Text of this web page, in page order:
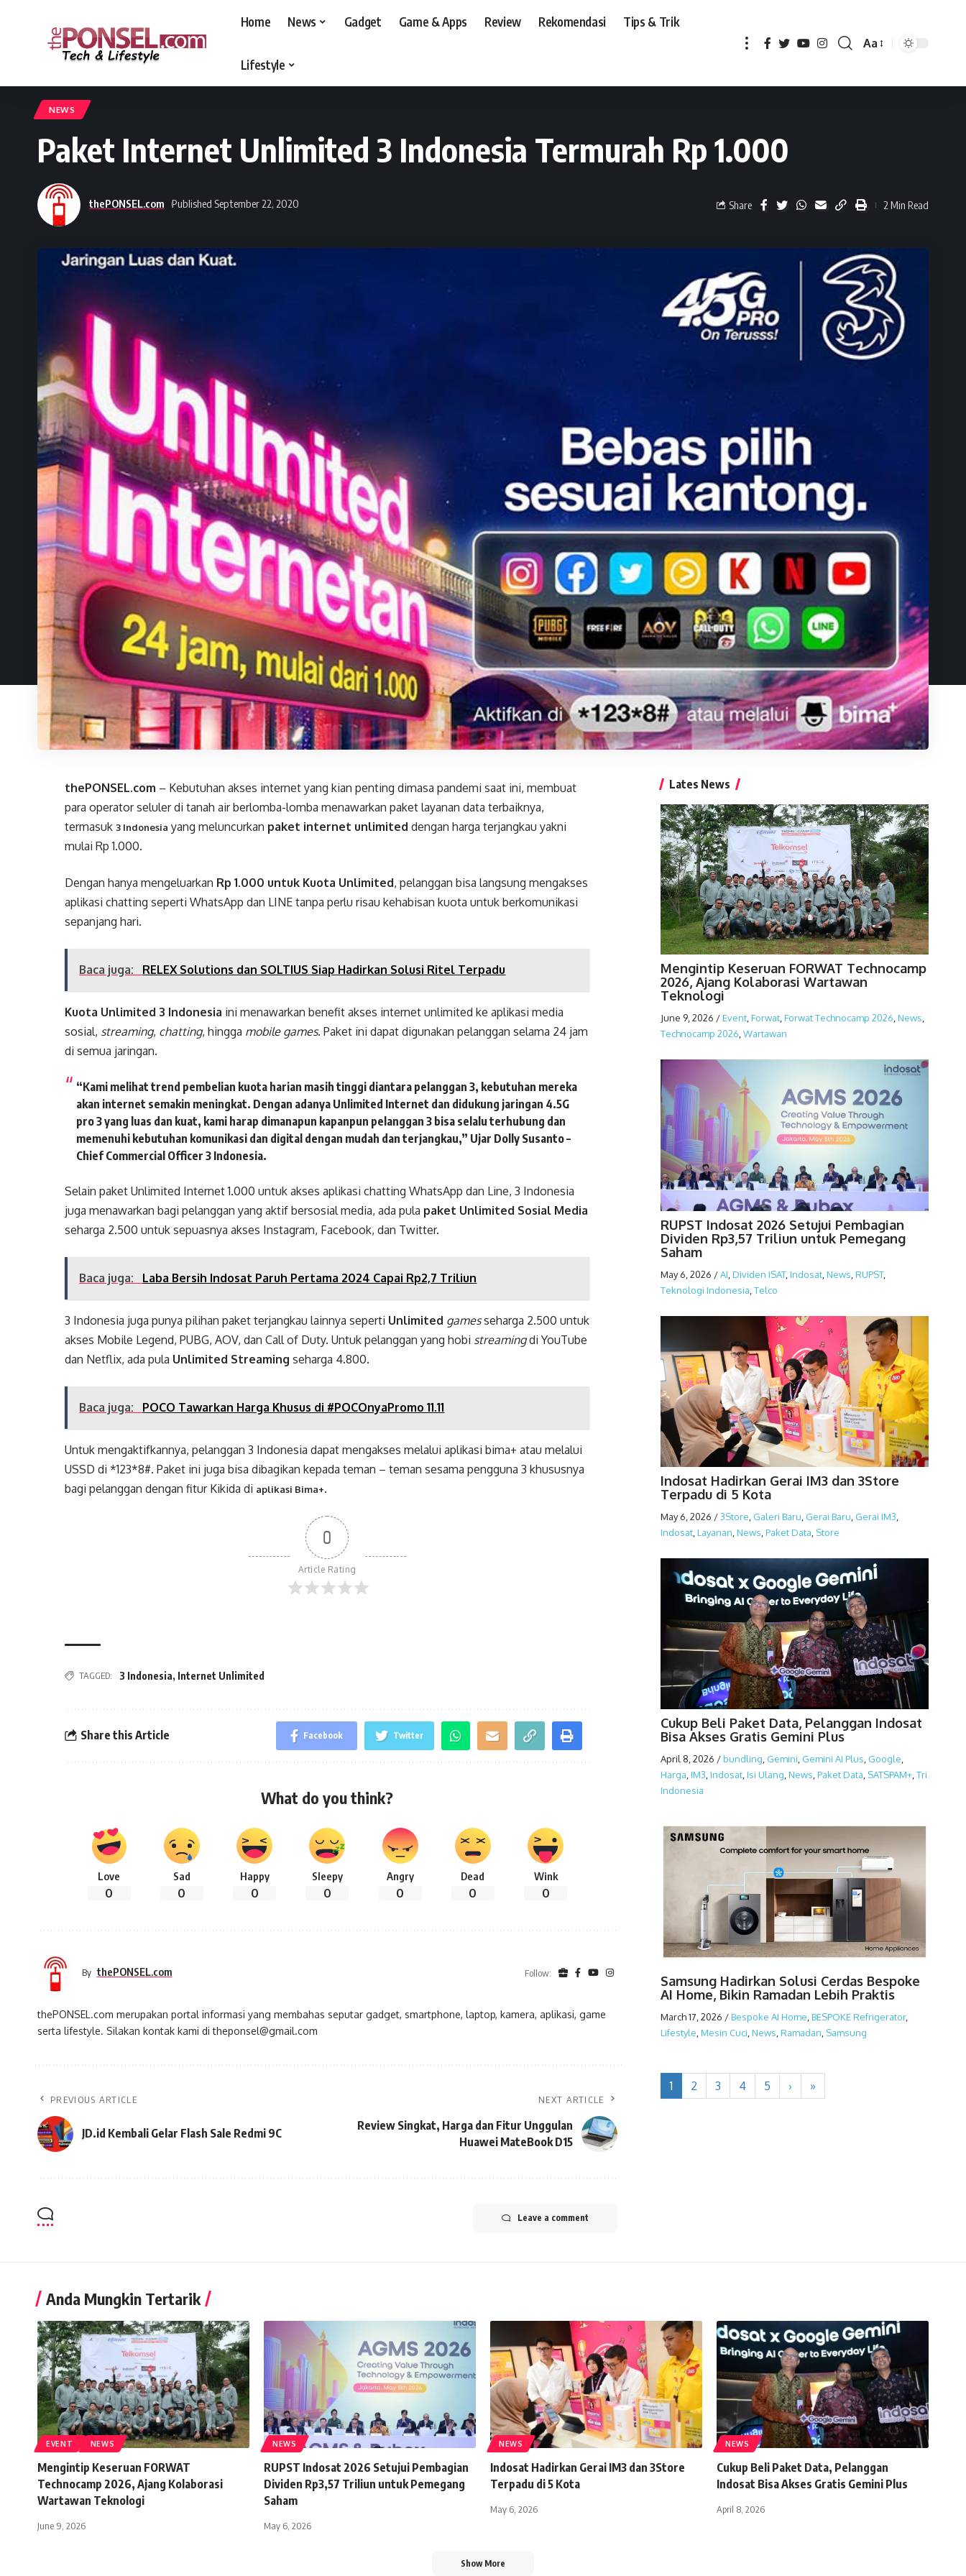
Home News Gadget Game & Apps Review Rekomendasi Tips & Trik
Lifestyle
Aa
NEWS
Paket Internet Unlimited 3 Indonesia Termurah Rp 1.000
thePONSEL.com Published September 22, 2020 Share 2 Min Read
thePONSEL.com – Kebutuhan akses internet yang kian penting dimasa pandemi saat ini, membuat
para operator seluler di tanah air berlomba-lomba menawarkan paket layanan data terbaiknya,
termasuk3 Indonesia yang meluncurkan paket internet unlimited dengan harga terjangkau yakni
mulai Rp 1.000.
Dengan hanya mengeluarkan Rp 1.000 untuk Kuota Unlimited, pelanggan bisa langsung mengakses
aplikasi chatting seperti WhatsApp dan LINE tanpa perlu risau kehabisan kuota untuk berkomunikasi
sepanjang hari.
Baca juga: RELEX Solutions dan SOLTIUS Siap Hadirkan Solusi Ritel Terpadu
Kuota Unlimited 3 Indonesia ini menawarkan benefit akses internet unlimited ke aplikasi media
sosial, streaming, chatting, hingga mobile games. Paket ini dapat digunakan pelanggan selama 24 jam
di semua jaringan.
“Kami melihat trend pembelian kuota harian masih tinggi diantara pelanggan 3, kebutuhan mereka
akan internet semakin meningkat. Dengan adanya Unlimited Internet dan didukung jaringan 4.5G
pro 3 yang luas dan kuat, kami harap dimanapun kapanpun pelanggan 3 bisa selalu terhubung dan
memenuhi kebutuhan komunikasi dan digital dengan mudah dan terjangkau,” Ujar Dolly Susanto –
Chief Commercial Officer 3 Indonesia.
Selain paket Unlimited Internet 1.000 untuk akses aplikasi chatting WhatsApp dan Line, 3 Indonesia
juga menawarkan bagi pelanggan yang aktif bersosial media, ada pula paket Unlimited Sosial Media
seharga 2.500 untuk sepuasnya akses Instagram, Facebook, dan Twitter.
Baca juga: Laba Bersih Indosat Paruh Pertama 2024 Capai Rp2,7 Triliun
3 Indonesia juga punya pilihan paket terjangkau lainnya seperti Unlimited gamesseharga 2.500 untuk
akses Mobile Legend, PUBG, AOV, dan Call of Duty. Untuk pelanggan yang hobi streamingdi YouTube
dan Netflix, ada pula Unlimited Streaming seharga 4.800.
Baca juga: POCO Tawarkan Harga Khusus di #POCOnyaPromo 11.11
Untuk mengaktifkannya, pelanggan 3 Indonesia dapat mengakses melalui aplikasi bima+ atau melalui
USSD di *123*8#. Paket ini juga bisa dibagikan kepada teman – teman sesama pengguna 3 khususnya
bagi pelanggan dengan fitur Kikida di aplikasi Bima+.
0
Article Rating
TAGGED: 3 Indonesia, Internet Unlimited
Share this Article Facebook Twitter
What do you think?
Love
0
Sad
0
Happy
0
Sleepy
0
Angry
0
Dead
0
Wink
0
By thePONSEL.com Follow:
thePONSEL.com merupakan portal informasi yang membahas seputar gadget, smartphone, laptop, kamera, aplikasi, game
serta lifestyle. Silakan kontak kami di theponsel@gmail.com
PREVIOUS ARTICLE
JD.id Kembali Gelar Flash Sale Redmi 9C
NEXT ARTICLE
Review Singkat, Harga dan Fitur Unggulan
Huawei MateBook D15
Leave a comment
Lates News
Mengintip Keseruan FORWAT Technocamp
2026, Ajang Kolaborasi Wartawan
Teknologi
June 9, 2026 /Event,Forwat,Forwat Technocamp 2026,News,
Technocamp 2026,Wartawan
RUPST Indosat 2026 Setujui Pembagian
Dividen Rp3,57 Triliun untuk Pemegang
Saham
May 6, 2026 /AI Dividen ISAT, Indosat, News RUPST,
Teknologi Indonesia Telco
Indosat Hadirkan Gerai IM3 dan 3Store
Terpadu di 5 Kota
May 6, 2026 /3Store Galeri Baru Gerai Baru Gerai IM3
Indosat, Layanan News Paket Data Store
Cukup Beli Paket Data, Pelanggan Indosat
Bisa Akses Gratis Gemini Plus
April 8, 2026 /bundling Gemini Gemini AI Plus Google
Harga IM3 Indosat, Isi Ulang News Paket Data SATSPAM+, Tri
Indonesia
Samsung Hadirkan Solusi Cerdas Bespoke
AI Home, Bikin Ramadan Lebih Praktis
March 17, 2026 /Bespoke AI Home BESPOKE Refrigerator,
Lifestyle Mesin Cuci News Ramadan Samsung
1 2 3 4 5 › »
Anda Mungkin Tertarik
EVENT NEWS
Mengintip Keseruan FORWAT
Technocamp 2026, Ajang Kolaborasi
Wartawan Teknologi
June 9, 2026
NEWS
RUPST Indosat 2026 Setujui Pembagian
Dividen Rp3,57 Triliun untuk Pemegang
Saham
May 6, 2026
NEWS
Indosat Hadirkan Gerai IM3 dan 3Store
Terpadu di 5 Kota
May 6, 2026
NEWS
Cukup Beli Paket Data, Pelanggan
Indosat Bisa Akses Gratis Gemini Plus
April 8, 2026
Show More